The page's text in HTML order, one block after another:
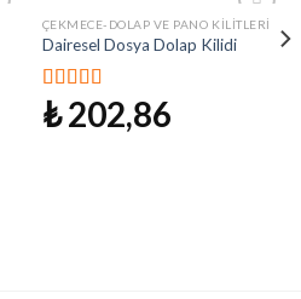
İstek
Listeme
ÇEKMECE-DOLAP VE PANO KILITLERI
Dairesel Dosya Dolap Kilidi
5 üzerinden
5.00oy aldı
₺202,86